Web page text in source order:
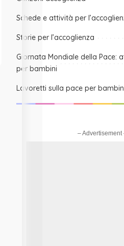
Schede e attività per
Storie per l’accoglienza
Giornata Mondiale della Pace:
per bambini
Lavoretti sulla pace per
– Advertisement